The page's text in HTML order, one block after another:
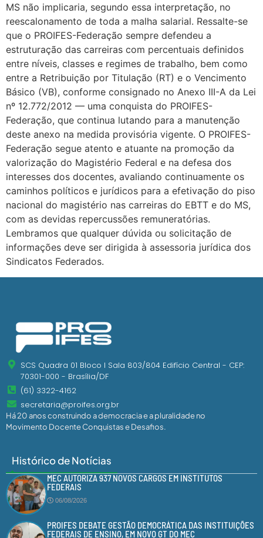
MS não implicaria, segundo essa interpretação, no
reescalonamento de toda a malha salarial. Ressalte-se
que o PROIFES-Federação sempre defendeu a
estruturação das carreiras com percentuais definidos
entre níveis, classes e regimes de trabalho, bem como
entre a Retribuição por Titulação (RT) e o Vencimento
Básico (VB), conforme consignado no Anexo III-A da Lei
nº 12.772/2012 — uma conquista do PROIFES-
Federação, que continua lutando para a manutenção
deste anexo na medida provisória vigente. O PROIFES-
Federação segue atento e atuante na promoção da
valorização do Magistério Federal e na defesa dos
interesses dos docentes, avaliando continuamente os
caminhos políticos e jurídicos para a efetivação do piso
nacional do magistério nas carreiras do EBTT e do MS,
com as devidas repercussões remuneratórias.
Lembramos que qualquer dúvida ou solicitação de
informações deve ser dirigida à assessoria jurídica dos
Sindicatos Federados.
SCS Quadra 01 Bloco I Sala 803/804 Edifício Central - CEP:
70301-000 - Brasília/DF
(61) 3322-4162
secretaria@proifes.org.br
Há 20 anos construindo a democracia e a pluralidade no
Movimento Docente Conquistas e Desafios.
Histórico de Notícias
MEC AUTORIZA 937 NOVOS CARGOS EM INSTITUTOS
FEDERAIS
06/08/2026
PROIFES DEBATE GESTÃO DEMOCRÁTICA DAS INSTITUIÇÕES
FEDERAIS DE ENSINO, EM NOVO GT DO MEC